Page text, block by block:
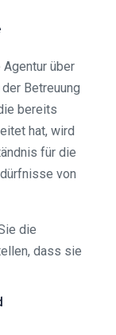
über
Betreuung
bereits
hat, wird
für die
von
die
dass sie